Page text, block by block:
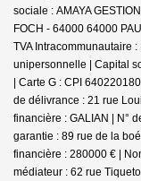
sociale : AMAYA
FOCH - 64000 64000
TVA Intracommunautaire
unipersonnelle | Capital
| Carte G : CPI
de délivrance : 21 rue
financière : GALIAN | N°
garantie : 89 rue de la
financière : 280000 € |
médiateur : 62 rue